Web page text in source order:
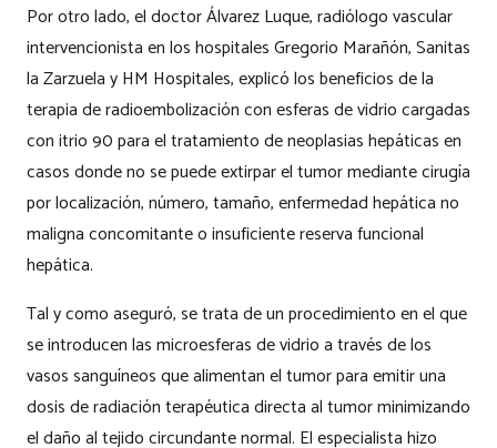
Por otro lado, el doctor Álvarez Luque, radiólogo vascular
intervencionista en los hospitales Gregorio Marañón, Sanitas
la Zarzuela y HM Hospitales, explicó los beneficios de la
terapia de radioembolización con esferas de vidrio cargadas
con itrio 90 para el tratamiento de neoplasias hepáticas en
casos donde no se puede extirpar el tumor mediante cirugía
por localización, número, tamaño, enfermedad hepática no
maligna concomitante o insuficiente reserva funcional
hepática.
Tal y como aseguró, se trata de un procedimiento en el que
se introducen las microesferas de vidrio a través de los
vasos sanguíneos que alimentan el tumor para emitir una
dosis de radiación terapéutica directa al tumor minimizando
el daño al tejido circundante normal. El especialista hizo